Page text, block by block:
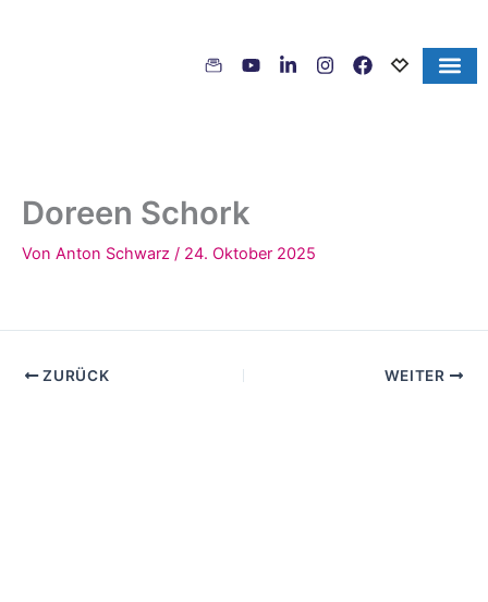
Doreen Schork
Von Anton Schwarz / 24. Oktober 2025
ZURÜCK WEITER